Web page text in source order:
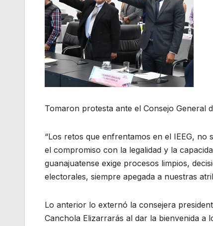
Tomaron protesta ante el Consejo General
“Los retos que enfrentamos en el IEEG,
el compromiso con la legalidad y la
guanajuatense exige procesos limpios,
electorales, siempre apegada a nuestras
Lo anterior lo externó la consejera
Canchola Elizarrarás al dar la bienvenida